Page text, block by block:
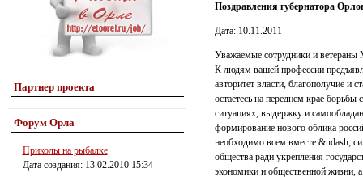
Партнер проекта
Форум Орла
Приколы на рыбалке
Дата создания: 13.02.2010 15:34
Поздравления губернатора
Дата: 10.11.2011
Уважаемые сотрудники и ветераны
К людям вашей профессии
авторитет власти, благополучие и
остаетесь на переднем крае
ситуациях, выдержку и
формирование нового облика
необходимо всем вместе &ndash;
общества ради укрепления
экономики и общественной жизни,